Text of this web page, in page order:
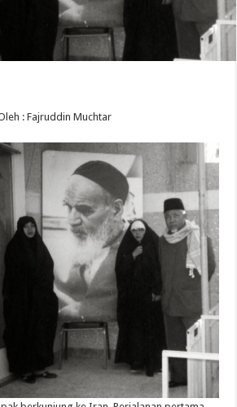
: Fajruddin Muchtar